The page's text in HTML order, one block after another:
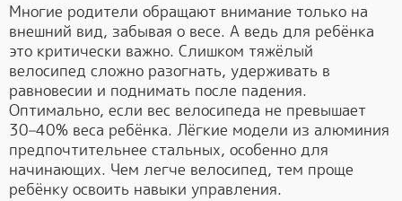
Многие родители обращают внимание только на
внешний вид, забывая о весе. А ведь для ребёнка
это критически важно. Слишком тяжёлый
велосипед сложно разогнать, удерживать в
равновесии и поднимать после падения.
Оптимально, если вес велосипеда не превышает
30–40% веса ребёнка. Лёгкие модели из алюминия
предпочтительнее стальных, особенно для
начинающих. Чем легче велосипед, тем проще
ребёнку освоить навыки управления.